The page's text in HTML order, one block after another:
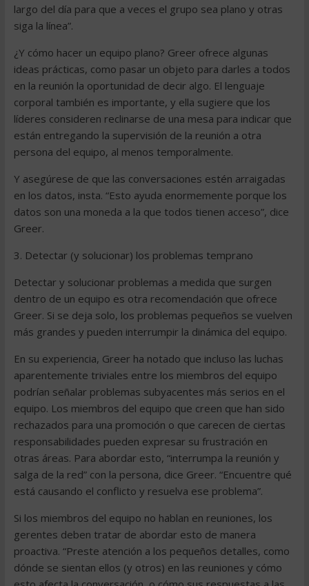
largo del día para que a veces el grupo sea plano y otras
siga la línea”.
¿Y cómo hacer un equipo plano? Greer ofrece algunas
ideas prácticas, como pasar un objeto para darles a todos
en la reunión la oportunidad de decir algo. El lenguaje
corporal también es importante, y ella sugiere que los
líderes consideren reclinarse de una mesa para indicar que
están entregando la supervisión de la reunión a otra
persona del equipo, al menos temporalmente.
Y asegúrese de que las conversaciones estén arraigadas
en los datos, insta. “Esto ayuda enormemente porque los
datos son una moneda a la que todos tienen acceso”, dice
Greer.
3. Detectar (y solucionar) los problemas temprano
Detectar y solucionar problemas a medida que surgen
dentro de un equipo es otra recomendación que ofrece
Greer. Si se deja solo, los problemas pequeños se vuelven
más grandes y pueden interrumpir la dinámica del equipo.
En su experiencia, Greer ha notado que incluso las luchas
aparentemente triviales entre los miembros del equipo
podrían señalar problemas subyacentes más serios en el
equipo. Los miembros del equipo que creen que han sido
rechazados para una promoción o que carecen de ciertas
responsabilidades pueden expresar su frustración en
otras áreas. Para abordar esto, “interrumpa la reunión y
salga de la red” con la persona, dice Greer. “Encuentre qué
está causando el conflicto y resuelva ese problema”.
Si los miembros del equipo no hablan en reuniones, los
gerentes deben tratar de abordar esto de manera
proactiva. “Preste atención a los pequeños detalles, como
dónde se sientan ellos (y otros) en las reuniones y cómo